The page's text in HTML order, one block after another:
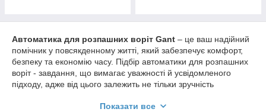
Автоматика для розпашних воріт Gant – це ваш надійний
помічник у повсякденному житті, який забезпечує комфорт,
безпеку та економію часу. Підбір автоматики для розпашних
воріт - завдання, що вимагає уважності й усвідомленого
підходу, адже від цього залежить не тільки зручність
розповісти про те, як вибрати оптимальну автоматику для
Показати все